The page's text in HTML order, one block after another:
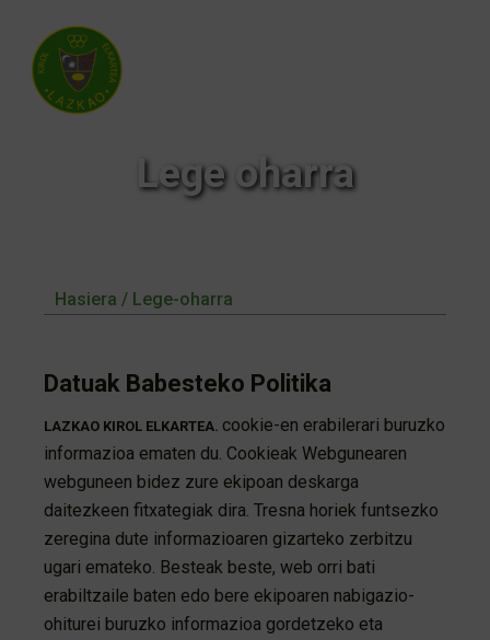
Lege oharra
Hasiera / Lege-oharra
Datuak Babesteko Politika
LAZKAO KIROL ELKARTEA. cookie-en erabilerari buruzko
informazioa ematen du. Cookieak Webgunearen
webguneen bidez zure ekipoan deskarga
daitezkeen fitxategiak dira. Tresna horiek funtsezko
zeregina dute informazioaren gizarteko zerbitzu
ugari emateko. Besteak beste, web orri bati
erabiltzaile baten edo bere ekipoaren nabigazio-
ohiturei buruzko informazioa gordetzeko eta